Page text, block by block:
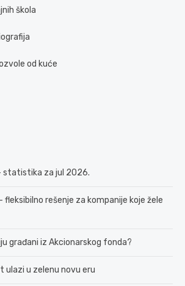
škola
od kuće
statistika za jul 2026.
fleksibilno rešenje za kompanije koje žele
građani iz Akcionarskog fonda?
ulazi u zelenu novu eru